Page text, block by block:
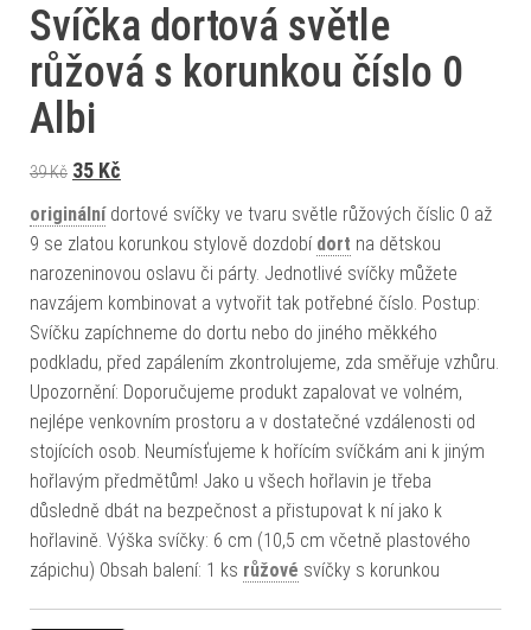
Svíčka dortová světle
růžová s korunkou číslo 0
Albi
39Kč Původní cena byla: 39 Kč.
35 Kč
originálnídortové svíčky ve tvaru světle růžových číslic 0 až
9 se zlatou korunkou stylově dozdobí dort na dětskou
narozeninovou oslavu či párty. Jednotlivé svíčky můžete
navzájem kombinovat a vytvořit tak potřebné číslo. Postup:
Svíčku zapíchneme do dortu nebo do jiného měkkého
podkladu, před zapálením zkontrolujeme, zda směřuje vzhůru.
Upozornění: Doporučujeme produkt zapalovat ve volném,
nejlépe venkovním prostoru a v dostatečné vzdálenosti od
stojících osob. Neumísťujeme k hořícím svíčkám ani k jiným
hořlavým předmětům! Jako u všech hořlavin je třeba
důsledně dbát na bezpečnost a přistupovat k ní jako k
hořlavině. Výška svíčky: 6 cm (10,5 cm včetně plastového
zápichu) Obsah balení: 1 ks růžové svíčky s korunkou